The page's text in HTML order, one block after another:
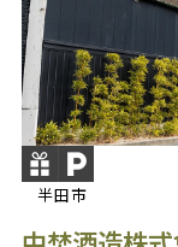
半田市